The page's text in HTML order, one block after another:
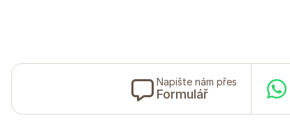
Napište nám přes
Formulář